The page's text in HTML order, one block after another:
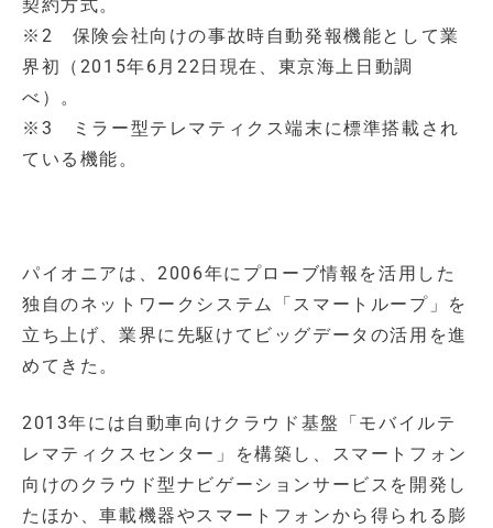
契約方式。
※2 保険会社向けの事故時自動発報機能として業
界初（2015年6月22日現在、東京海上日動調
べ）。
※3 ミラー型テレマティクス端末に標準搭載され
ている機能。
パイオニアは、2006年にプローブ情報を活用した
独自のネットワークシステム「スマートループ」を
立ち上げ、業界に先駆けてビッグデータの活用を進
めてきた。
2013年には自動車向けクラウド基盤「モバイルテ
レマティクスセンター」を構築し、スマートフォン
向けのクラウド型ナビゲーションサービスを開発し
たほか、車載機器やスマートフォンから得られる膨